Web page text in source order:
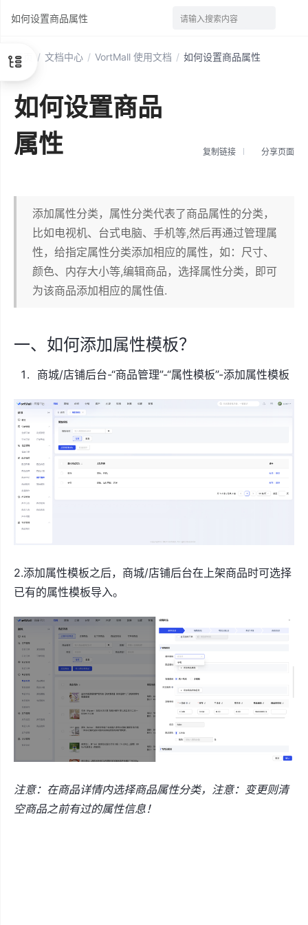
首页 / 文档中心 / VortMall 使用文档 / 如何设置商品属性
如何设置商品
属性
复制链接 分享页面
添加属性分类，属性分类代表了商品属性的分类，
比如电视机、台式电脑、手机等,然后再通过管理属
性，给指定属性分类添加相应的属性，如：尺寸、
颜色、内存大小等,编辑商品，选择属性分类，即可
为该商品添加相应的属性值.
一、如何添加属性模板？
商城/店铺后台-“商品管理”-“属性模板”-添加属性模板
2.添加属性模板之后，商城/店铺后台在上架商品时可选择
已有的属性模板导入。
注意：在商品详情内选择商品属性分类，注意：变更则清
空商品之前有过的属性信息！
如何设置商品属性 请输入搜索内容